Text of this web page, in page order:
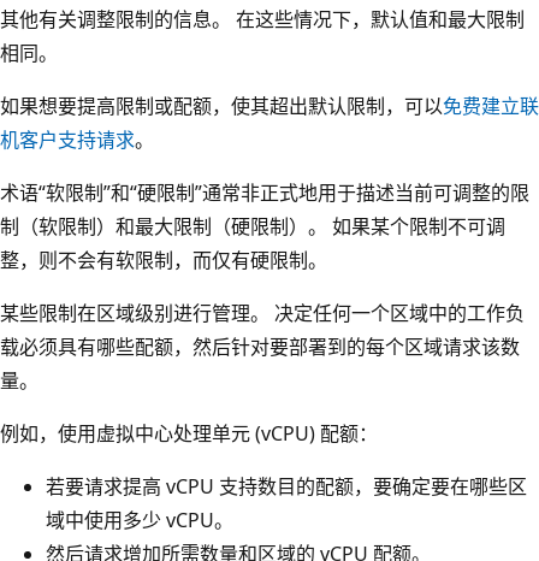
其他有关调整限制的信息。 在这些情况下，默认值和最大限制
相同。
如果想要提高限制或配额，使其超出默认限制，可以免费建立联
机客户支持请求。
术语“软限制”和“硬限制”通常非正式地用于描述当前可调整的限
制（软限制）和最大限制（硬限制）。 如果某个限制不可调
整，则不会有软限制，而仅有硬限制。
某些限制在区域级别进行管理。 决定任何一个区域中的工作负
载必须具有哪些配额，然后针对要部署到的每个区域请求该数
量。
例如，使用虚拟中心处理单元 (vCPU) 配额：
若要请求提高 vCPU 支持数目的配额，要确定要在哪些区
域中使用多少 vCPU。
然后请求增加所需数量和区域的 vCPU 配额。